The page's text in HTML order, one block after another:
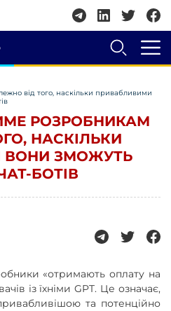
від того, наскільки привабливими
РОЗРОБНИКАМ
НАСКІЛЬКИ
ВОНИ ЗМОЖУТЬ
БОТІВ
«отримають оплату на
із їхніми GPT. Це означає,
та потенційно